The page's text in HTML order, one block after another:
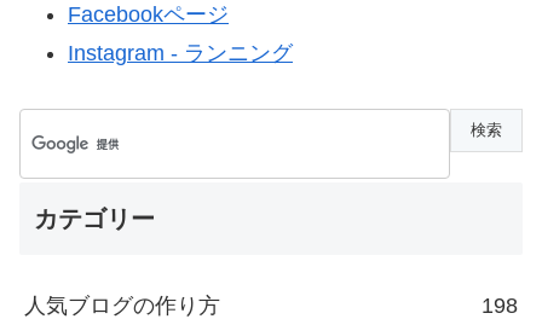
Facebookページ
Instagram - ランニング
カテゴリー
人気ブログの作り方 198